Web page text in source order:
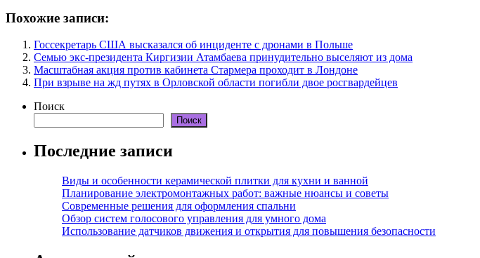
Похожие записи:
Госсекретарь США высказался об инциденте с дронами в Польше
Семью экс-президента Киргизии Атамбаева принудительно выселяют из дома
Масштабная акция против кабинета Стармера проходит в Лондоне
При взрыве на жд путях в Орловской области погибли двое росгвардейцев
Поиск
Поиск
Последние записи
Виды и особенности керамической плитки для кухни и ванной
Планирование электромонтажных работ: важные нюансы и советы
Современные решения для оформления спальни
Обзор систем голосового управления для умного дома
Использование датчиков движения и открытия для повышения безопасности